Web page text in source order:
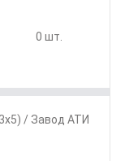
0 шт.
/ Завод АТИ